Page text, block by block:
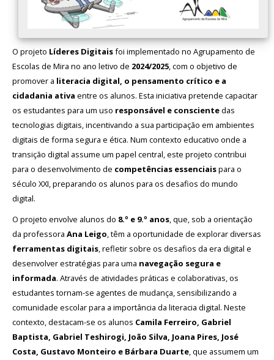
Projetos
Avaliação
O projeto Líderes Digitaisfoi implementado no Agrupamento de
Escolas de Mira no ano letivo de 2024/2025, com o objetivo de
promover a literacia digital, o pensamento crítico e a
cidadania ativa entre os alunos. Esta iniciativa pretende capacitar
os estudantes para um uso responsável e conscientedas
tecnologias digitais, incentivando a sua participação em ambientes
digitais de forma segura e ética. Num contexto educativo onde a
transição digital assume um papel central, este projeto contribui
para o desenvolvimento de competências essenciaispara o
século XXI, preparando os alunos para os desafios do mundo
digital.
O projeto envolve alunos do 8.º e 9.º anos, que, sob a orientação
da professora Ana Leigo, têm a oportunidade de explorar diversas
ferramentas digitais, refletir sobre os desafios da era digital e
desenvolver estratégias para uma navegação segura e
informada. Através de atividades práticas e colaborativas, os
estudantes tornam-se agentes de mudança, sensibilizando a
comunidade escolar para a importância da literacia digital. Neste
contexto, destacam-se os alunos Camila Ferreiro, Gabriel
Baptista, Gabriel Teshirogi, João Silva, Joana Pires, José
Costa, Gustavo Monteiro e Bárbara Duarte, que assumem um